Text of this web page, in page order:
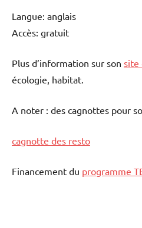
Langue: anglais
Accès: gratuit
Plus d’information sur son site
écologie, habitat.
A noter : des cagnottes pour
cagnotte des resto
Financement du programme